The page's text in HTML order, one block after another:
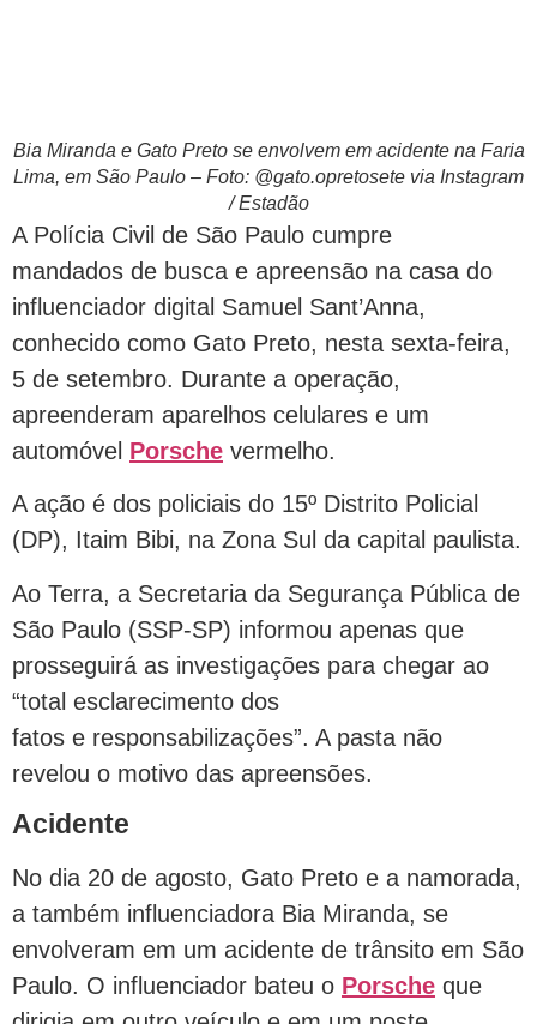
Bia Miranda e Gato Preto se envolvem em acidente na Faria
Lima, em São Paulo – Foto: @gato.opretosete via Instagram
/ Estadão
A Polícia Civil de São Paulo cumpre
mandados de busca e apreensão na casa do
influenciador digital Samuel Sant’Anna,
conhecido como Gato Preto, nesta sexta-feira,
5 de setembro. Durante a operação,
apreenderam aparelhos celulares e um
automóvel Porsche vermelho.
A ação é dos policiais do 15º Distrito Policial
(DP), Itaim Bibi, na Zona Sul da capital paulista.
Ao Terra, a Secretaria da Segurança Pública de
São Paulo (SSP-SP) informou apenas que
prosseguirá as investigações para chegar ao
“total esclarecimento dos
fatos e responsabilizações”. A pasta não
revelou o motivo das apreensões.
Acidente
No dia 20 de agosto, Gato Preto e a namorada,
a também influenciadora Bia Miranda, se
envolveram em um acidente de trânsito em São
Paulo. O influenciador bateu o Porsche que